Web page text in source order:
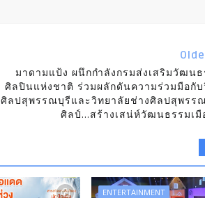
มาดามแป้ง ผนึกกำลังกรมส่งเสริมวัฒนธ
ศิลปินแห่งชาติ ร่วมผลักดันความร่วมมือกั
ศิลปสุพรรณบุรีและวิทยาลัยช่างศิลปสุพรร
ศิลป์…สร้างเสน่ห์วัฒนธรรมเ
ENTERTAINMENT